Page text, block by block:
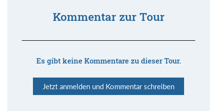
Kommentar zur Tour
Es gibt keine Kommentare zu dieser Tour.
Jetzt anmelden und Kommentar schreiben